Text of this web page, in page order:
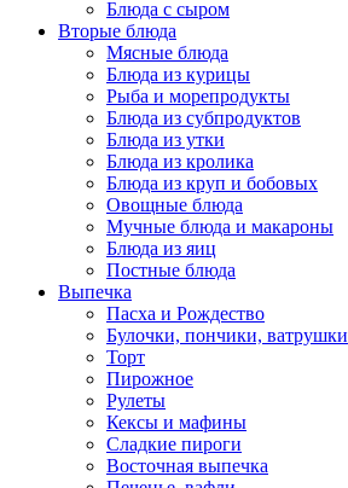
Блюда с сыром
Вторые блюда
Мясные блюда
Блюда из курицы
Рыба и морепродукты
Блюда из субпродуктов
Блюда из утки
Блюда из кролика
Блюда из круп и бобовых
Овощные блюда
Мучные блюда и макароны
Блюда из яиц
Постные блюда
Выпечка
Пасха и Рождество
Булочки, пончики, ватрушки
Торт
Пирожное
Рулеты
Кексы и мафины
Сладкие пироги
Восточная выпечка